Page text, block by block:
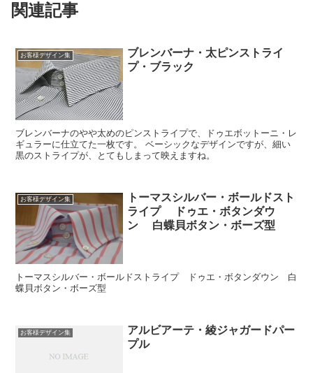
関連記事
お客様デザイン集
ブレンバーナ・太ピンストライ
プ・ブラック
ブレンバーナのやや太めのピンストライプで、ドゥエボットーニ・レ
ギュラーに仕立てた一枚です。 ベーシックなデザインですが、細い
黒のストライプが、とてもしまって映えますね。
お客様デザイン集
トーマスシルバー・ボールドスト
ライプ ドゥエ・ボタンダウ
ン 白蝶貝ボタン・ボーズ型
トーマスシルバー・ボールドストライプ ドゥエ・ボタンダウン 白
蝶貝ボタン・ボーズ型
お客様デザイン集
アルビアーテ・綾ジャガードパー
プル